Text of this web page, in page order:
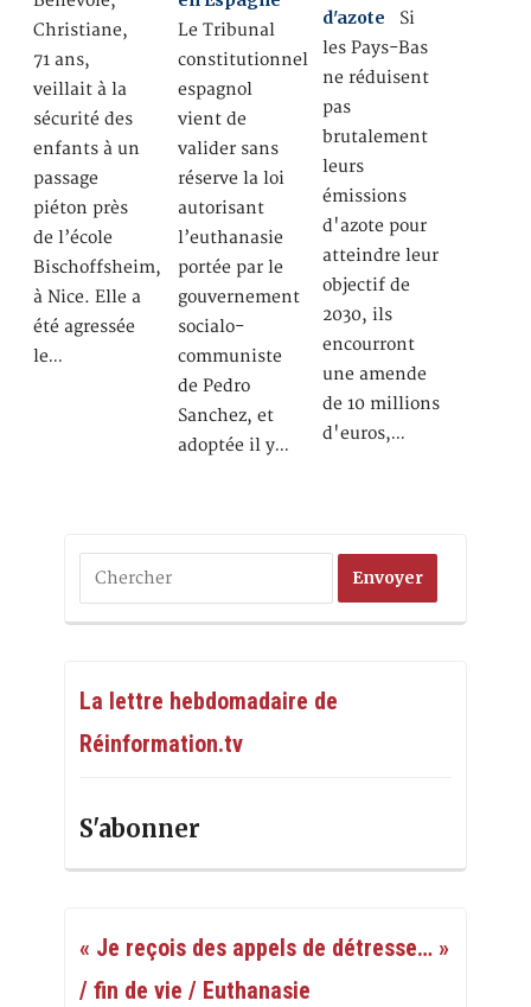
Christiane,
71 ans,
veillait à la
sécurité des
enfants à un
passage
piéton près
de l’école
Bischoffsheim,
à Nice. Elle a
été agressée
le…
Le Tribunal
constitutionnel
espagnol
vient de
valider sans
réserve la loi
autorisant
l’euthanasie
portée par le
gouvernement
socialo-
communiste
de Pedro
Sanchez, et
adoptée il y…
d'azote Si
les Pays-Bas
ne réduisent
pas
brutalement
leurs
émissions
d'azote pour
atteindre leur
objectif de
2030, ils
encourront
une amende
de 10 millions
d'euros,…
La lettre hebdomadaire de
Réinformation.tv
S'abonner
« Je reçois des appels de détresse… »
/ fin de vie / Euthanasie